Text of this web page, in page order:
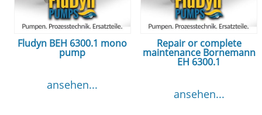
Fludyn BEH 6300.1 mono
pump
ansehen...
Repair or complete
maintenance Bornemann
EH 6300.1
ansehen...